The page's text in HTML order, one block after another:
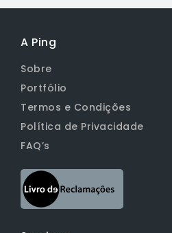
A Ping
Sobre
Portfólio
Termos e Condições
Política de Privacidade
FAQ’s